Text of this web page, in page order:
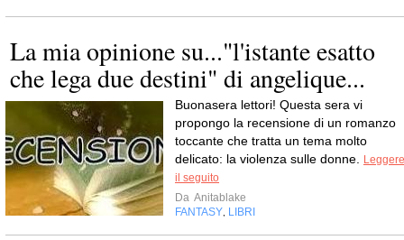
La mia opinione su..."l'istante esatto
che lega due destini" di angelique...
Buonasera lettori! Questa sera vi
propongo la recensione di un romanzo
toccante che tratta un tema molto
delicato: la violenza sulle donne.
Leggere
il seguito
Da Anitablake
FANTASY LIBRI